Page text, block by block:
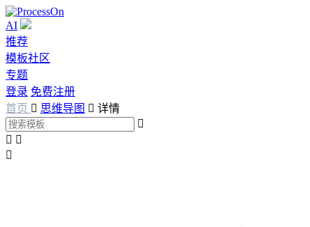
AI
推荐
模板社区
专题
登录 免费注册
首页  思维导图  详情

 
